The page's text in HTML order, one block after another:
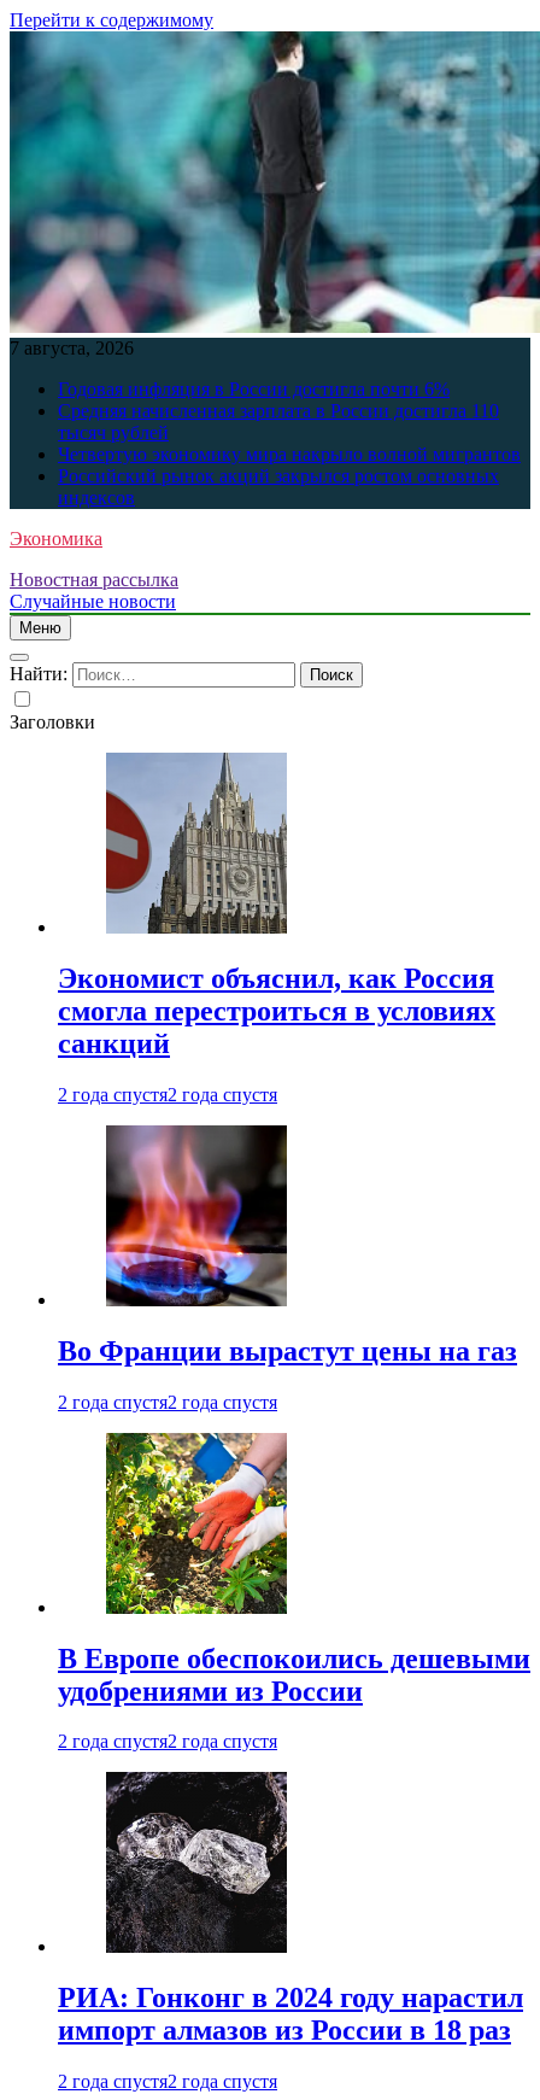
Перейти к содержимому
7 августа, 2026
Годовая инфляция в России достигла почти 6%
Средняя начисленная зарплата в России достигла 110
тысяч рублей
Четвертую экономику мира накрыло волной мигрантов
Российский рынок акций закрылся ростом основных
индексов
Экономика
Новостная рассылка
Случайные новости
Меню
Найти:
Заголовки
Экономист объяснил, как Россия
смогла перестроиться в условиях
санкций
2 года спустя2 года спустя
Во Франции вырастут цены на газ
2 года спустя2 года спустя
В Европе обеспокоились дешевыми
удобрениями из России
2 года спустя2 года спустя
РИА: Гонконг в 2024 году нарастил
импорт алмазов из России в 18 раз
2 года спустя2 года спустя